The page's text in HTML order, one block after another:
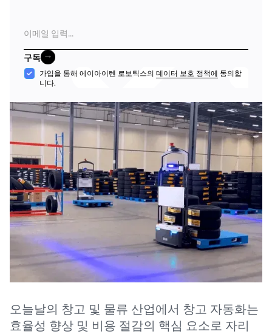
메
일
구독
구독
수
가입을 통해 에이아이텐 로보틱스의 데이터 보호 정책에 동의합
니다.
오늘날의 창고 및 물류 산업에서 창고 자동화는
효율성 향상 및 비용 절감의 핵심 요소로 자리